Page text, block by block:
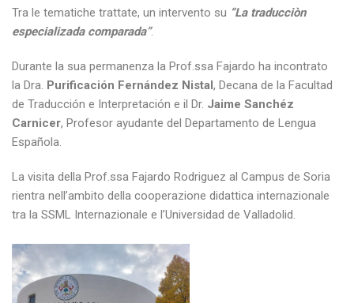
Tra le tematiche trattate, un intervento su “La traducciòn
especializada comparada”.
Durante la sua permanenza la Prof.ssa Fajardo ha incontrato
la Dra. Purificación Fernández Nistal, Decana de la Facultad
de Traducción e Interpretación e il Dr. Jaime Sanchéz
Carnicer, Profesor ayudante del Departamento de Lengua
Española.
La visita della Prof.ssa Fajardo Rodriguez al Campus de Soria
rientra nell’ambito della cooperazione didattica internazionale
tra la SSML Internazionale e l’Universidad de Valladolid.